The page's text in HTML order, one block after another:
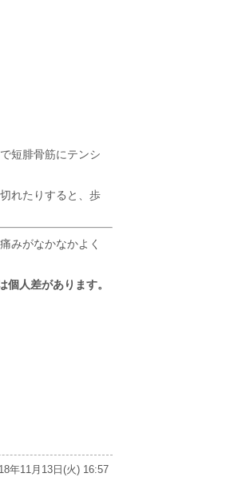
短腓骨筋にテンシ
れたりすると、歩
みがなかなかよく
人差があります。
年11月13日(火) 16:57